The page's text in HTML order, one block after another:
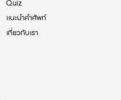
Quiz
แนะนำคำศัพท์
เกี่ยวกับเรา